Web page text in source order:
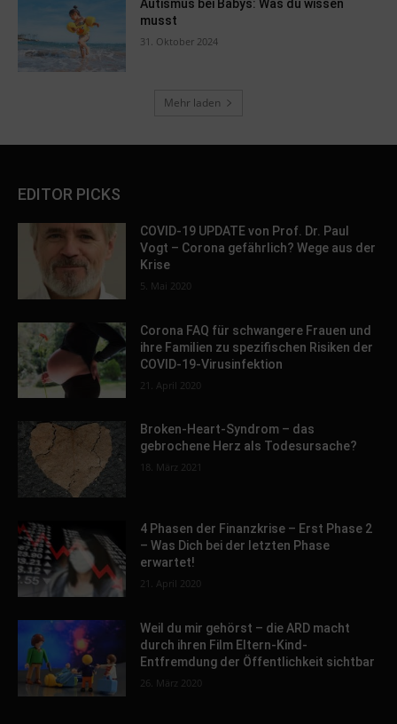
Autismus bei Babys: Was du wissen
musst
31. Oktober 2024
Mehr laden
EDITOR PICKS
COVID-19 UPDATE von Prof. Dr. Paul
Vogt – Corona gefährlich? Wege aus der
Krise
5. Mai 2020
Corona FAQ für schwangere Frauen und
ihre Familien zu spezifischen Risiken der
COVID-19-Virusinfektion
21. April 2020
Broken-Heart-Syndrom – das
gebrochene Herz als Todesursache?
18. März 2021
4 Phasen der Finanzkrise – Erst Phase 2
– Was Dich bei der letzten Phase
erwartet!
21. April 2020
Weil du mir gehörst – die ARD macht
durch ihren Film Eltern-Kind-
Entfremdung der Öffentlichkeit sichtbar
26. März 2020